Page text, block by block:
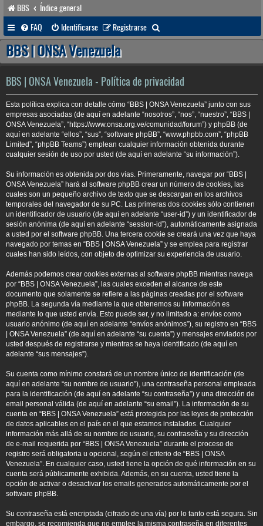
BBS
Índice general
FAQ
Identificarse Registrarse
u
a
r
BBS | ONSA Venezuela
BBS | ONSA Venezuela - Política de privacidad
Esta política explica con detalle cómo “BBS | ONSA Venezuela” junto con sus
empresas asociadas (de aquí en adelante “nosotros”, “nos”, “nuestro”, “BBS |
ONSA Venezuela”, “https://www.onsa.org.ve/comunidad/forum”) y phpBB (de
aquí en adelante “ellos”, “sus”, “software phpBB”, “www.phpbb.com”, “phpBB
Limited”, “phpBB Teams”) emplean cualquier información obtenida durante
cualquier sesión de uso por usted (de aquí en adelante “su información”).
Su información es obtenida por dos vías. Primeramente, navegar por “BBS |
ONSA Venezuela” hará al software phpBB crear un número de cookies, las
cuales son un pequeño archivo de texto que se descargan en los archivos
temporales del navegador de su PC. Las primeras dos cookies sólo contienen
un identificador de usuario (de aquí en adelante “user-id”) y un identificador de
sesión anónima (de aquí en adelante “session-id”), automáticamente asignada
a usted por el software phpBB. Una tercera cookie se creará una vez que haya
navegado por temas en “BBS | ONSA Venezuela” y se emplea para registrar
cuales han sido leídos, con objeto de optimizar su experiencia de usuario.
Además podemos crear cookies externas al software phpBB mientras navega
por “BBS | ONSA Venezuela”, las cuales exceden el alcance de este
documento que solamente se refiere a las páginas creadas por el software
phpBB. La segunda vía mediante la que obtenemos su información es
mediante lo que usted envía. Esto puede ser, y no limitado a: envíos como
usuario anónimo (de aquí en adelante “envíos anónimos”), su registro en “BBS
| ONSA Venezuela” (de aquí en adelante “su cuenta”) y mensajes enviados por
usted después de registrarse y mientras se haya identificado (de aquí en
adelante “sus mensajes”).
Su cuenta como mínimo constará de un nombre único de identificación (de
aquí en adelante “su nombre de usuario”), una contraseña personal empleada
para la identificación (de aquí en adelante “su contraseña”) y una dirección de
email personal válida (de aquí en adelante “su email”). La información de su
cuenta en “BBS | ONSA Venezuela” está protegida por las leyes de protección
de datos aplicables en el país en el que estamos instalados. Cualquier
información más allá de su nombre de usuario, su contraseña y su dirección
de e-mail requerida por “BBS | ONSA Venezuela” durante el proceso de
registro será obligatoria u opcional, según el criterio de “BBS | ONSA
Venezuela”. En cualquier caso, usted tiene la opción de qué información en su
cuenta será públicamente exhibida. Además, en su cuenta, usted tiene la
opción de activar o desactivar los emails generados automáticamente por el
software phpBB.
Su contraseña está encriptada (cifrado de una vía) por lo tanto está segura. Sin
embargo, se recomienda que no emplee la misma contraseña en diferentes